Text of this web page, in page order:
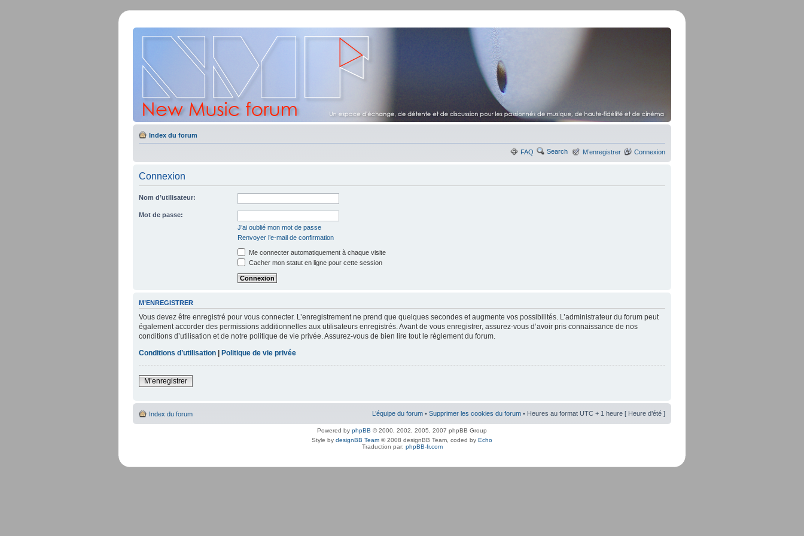
Index du forum
FAQ Search M’enregistrer Connexion
Connexion
Nom d’utilisateur:
Mot de passe:
J’ai oublié mon mot de passe
Renvoyer l’e-mail de confirmation
Me connecter automatiquement à chaque visite
Cacher mon statut en ligne pour cette session
M’ENREGISTRER
Vous devez être enregistré pour vous connecter. L’enregistrement ne prend que quelques secondes et augmente vos possibilités. L’administrateur du forum peut
également accorder des permissions additionnelles aux utilisateurs enregistrés. Avant de vous enregistrer, assurez-vous d’avoir pris connaissance de nos
conditions d’utilisation et de notre politique de vie privée. Assurez-vous de bien lire tout le règlement du forum.
Conditions d’utilisation | Politique de vie privée
M’enregistrer
Index du forum L’équipe du forum • Supprimer les cookies du forum • Heures au format UTC + 1 heure [ Heure d’été ]
Powered by phpBB © 2000, 2002, 2005, 2007 phpBB Group
Style by designBB Team © 2008 designBB Team, coded by Echo
Traduction par: phpBB-fr.com